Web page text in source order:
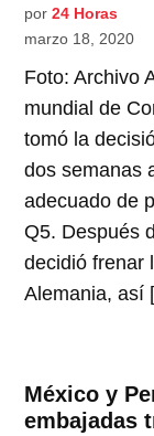
por 24 Horas
marzo 18, 2020
Foto: Archivo
mundial de
tomó la
dos semanas
adecuado de
Q5. Después
decidió frenar
Alemania, así
México y
embajadas